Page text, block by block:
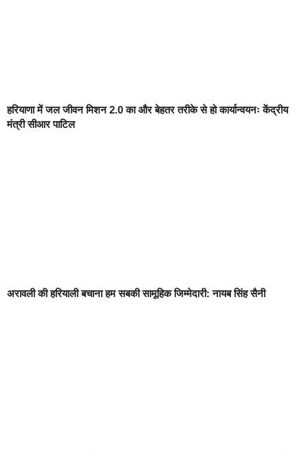
हरियाणा में जल जीवन मिशन 2.0 का और बेहतर तरीके से हो कार्यान्वयनः केंद्रीय
मंत्री सीआर पाटिल
अरावली की हरियाली बचाना हम सबकी सामूहिक जिम्मेदारी: नायब सिंह सैनी